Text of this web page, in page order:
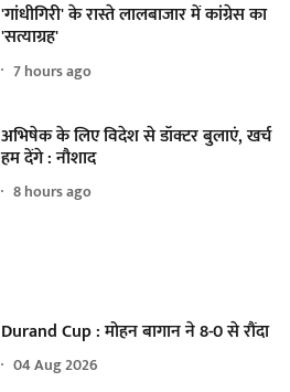
'गांधीगिरी' के रास्ते लालबाजार में कांग्रेस का
'सत्याग्रह'
7 hours ago
अभिषेक के लिए विदेश से डॉक्टर बुलाएं, खर्च
हम देंगे : नौशाद
8 hours ago
Durand Cup : मोहन बागान ने 8-0 से रौंदा
04 Aug 2026